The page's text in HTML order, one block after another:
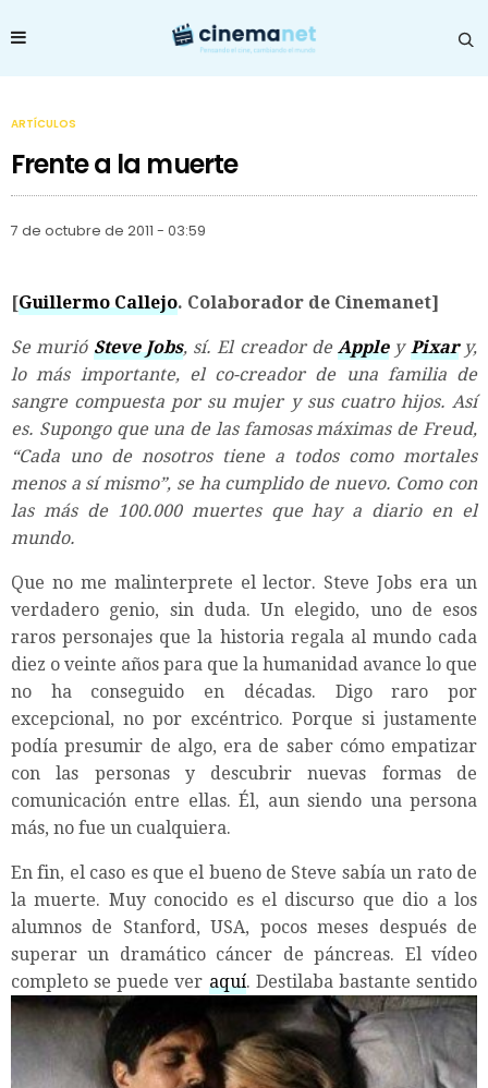
ARTÍCULOS
Frente a la muerte
7 de octubre de 2011 - 03:59
[Guillermo Callejo. Colaborador de Cinemanet]
Se murió Steve Jobs, sí. El creador deAppley Pixary,
lo más importante, el co-creador de una familia de
sangre compuesta por su mujer y sus cuatro hijos. Así
es. Supongo que una de las famosas máximas de Freud,
“Cada uno de nosotros tiene a todos como mortales
menos a sí mismo”, se ha cumplido de nuevo. Como con
las más de 100.000 muertes que hay a diario en el
mundo.
Que no me malinterprete el lector. Steve Jobs era un
verdadero genio, sin duda. Un elegido, uno de esos
raros personajes que la historia regala al mundo cada
diez o veinte años para que la humanidad avance lo que
no ha conseguido en décadas. Digo raro por
excepcional, no por excéntrico. Porque si justamente
podía presumir de algo, era de saber cómo empatizar
con las personas y descubrir nuevas formas de
comunicación entre ellas. Él, aun siendo una persona
más, no fue un cualquiera.
En fin, el caso es que el bueno de Steve sabía un rato de
la muerte. Muy conocido es el discurso que dio a los
alumnos de Stanford, USA, pocos meses después de
superar un dramático cáncer de páncreas. El vídeo
completo se puede ver aquí. Destilaba bastantesentido